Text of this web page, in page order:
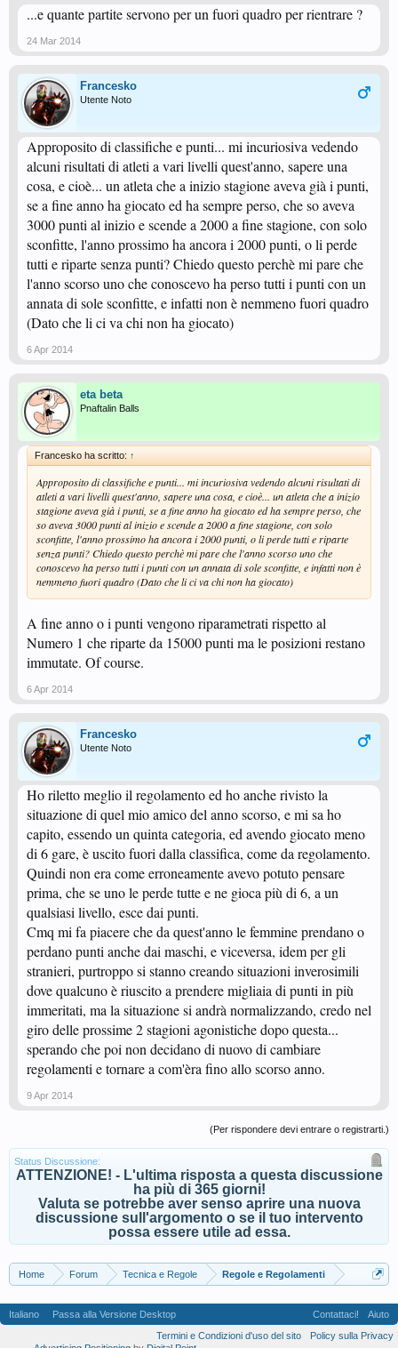
...e quante partite servono per un fuori quadro per rientrare ?
24 Mar 2014
Francesko
Utente Noto
Approposito di classifiche e punti... mi incuriosiva vedendo
alcuni risultati di atleti a vari livelli quest'anno, sapere una
cosa, e cioè... un atleta che a inizio stagione aveva già i punti,
se a fine anno ha giocato ed ha sempre perso, che so aveva
3000 punti al inizio e scende a 2000 a fine stagione, con solo
sconfitte, l'anno prossimo ha ancora i 2000 punti, o li perde
tutti e riparte senza punti? Chiedo questo perchè mi pare che
l'anno scorso uno che conoscevo ha perso tutti i punti con un
annata di sole sconfitte, e infatti non è nemmeno fuori quadro
(Dato che li ci va chi non ha giocato)
6 Apr 2014
eta beta
Pnaftalin Balls
Francesko ha scritto: ↑
Approposito di classifiche e punti... mi incuriosiva vedendo alcuni risultati di
atleti a vari livelli quest'anno, sapere una cosa, e cioè... un atleta che a inizio
stagione aveva già i punti, se a fine anno ha giocato ed ha sempre perso, che
so aveva 3000 punti al inizio e scende a 2000 a fine stagione, con solo
sconfitte, l'anno prossimo ha ancora i 2000 punti, o li perde tutti e riparte
senza punti? Chiedo questo perchè mi pare che l'anno scorso uno che
conoscevo ha perso tutti i punti con un annata di sole sconfitte, e infatti non è
nemmeno fuori quadro (Dato che li ci va chi non ha giocato)
A fine anno o i punti vengono riparametrati rispetto al
Numero 1 che riparte da 15000 punti ma le posizioni restano
immutate. Of course.
6 Apr 2014
Francesko
Utente Noto
Ho riletto meglio il regolamento ed ho anche rivisto la
situazione di quel mio amico del anno scorso, e mi sa ho
capito, essendo un quinta categoria, ed avendo giocato meno
di 6 gare, è uscito fuori dalla classifica, come da regolamento.
Quindi non era come erroneamente avevo potuto pensare
prima, che se uno le perde tutte e ne gioca più di 6, a un
qualsiasi livello, esce dai punti.
Cmq mi fa piacere che da quest'anno le femmine prendano o
perdano punti anche dai maschi, e viceversa, idem per gli
stranieri, purtroppo si stanno creando situazioni inverosimili
dove qualcuno è riuscito a prendere migliaia di punti in più
immeritati, ma la situazione si andrà normalizzando, credo nel
giro delle prossime 2 stagioni agonistiche dopo questa...
sperando che poi non decidano di nuovo di cambiare
regolamenti e tornare a com'èra fino allo scorso anno.
9 Apr 2014
(Per rispondere devi entrare o registrarti.)
Status Discussione:
ATTENZIONE! - L'ultima risposta a questa discussione
ha più di 365 giorni!
Valuta se potrebbe aver senso aprire una nuova
discussione sull'argomento o se il tuo intervento
possa essere utile ad essa.
Home Forum Tecnica e Regole Regole e Regolamenti
Italiano Passa alla Versione Desktop Contattaci!
Aiuto
Termini e Condizioni d'uso del sito
Policy sulla Privacy